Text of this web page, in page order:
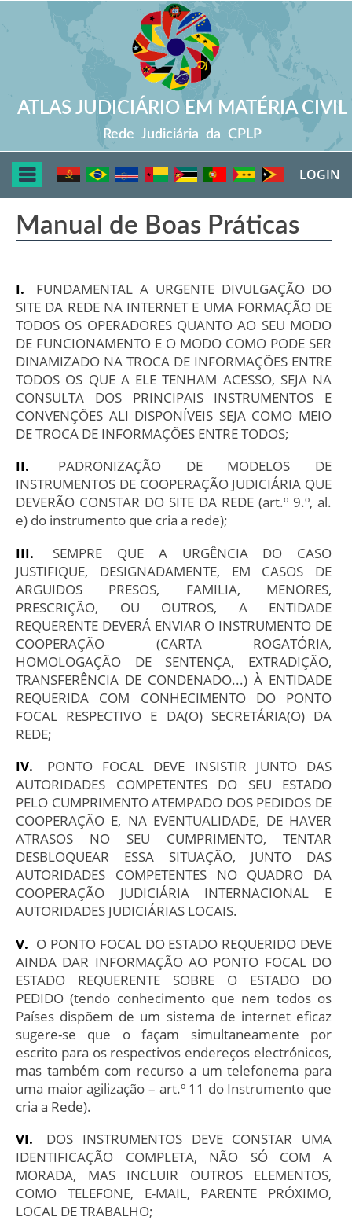
ATLAS JUDICIÁRIO EM MATÉRIA CIVIL
Rede Judiciária da CPLP
TOGGLE
NAVIGATION
LOGIN
Manual de Boas Práticas
FUNDAMENTAL A URGENTE DIVULGAÇÃO DO
SITE DA REDE NA INTERNET E UMA FORMAÇÃO DE
TODOS OS OPERADORES QUANTO AO SEU MODO
DE FUNCIONAMENTO E O MODO COMO PODE SER
DINAMIZADO NA TROCA DE INFORMAÇÕES ENTRE
TODOS OS QUE A ELE TENHAM ACESSO, SEJA NA
CONSULTA DOS PRINCIPAIS INSTRUMENTOS E
CONVENÇÕES ALI DISPONÍVEIS SEJA COMO MEIO
DE TROCA DE INFORMAÇÕES ENTRE TODOS;
PADRONIZAÇÃO DE MODELOS DE
INSTRUMENTOS DE COOPERAÇÃO JUDICIÁRIA QUE
DEVERÃO CONSTAR DO SITE DA REDE (art.º 9.º, al.
e) do instrumento que cria a rede);
SEMPRE QUE A URGÊNCIA DO CASO
JUSTIFIQUE, DESIGNADAMENTE, EM CASOS DE
ARGUIDOS PRESOS, FAMILIA, MENORES,
PRESCRIÇÃO, OU OUTROS, A ENTIDADE
REQUERENTE DEVERÁ ENVIAR O INSTRUMENTO DE
COOPERAÇÃO (CARTA ROGATÓRIA,
HOMOLOGAÇÃO DE SENTENÇA, EXTRADIÇÃO,
TRANSFERÊNCIA DE CONDENADO...) À ENTIDADE
REQUERIDA COM CONHECIMENTO DO PONTO
FOCAL RESPECTIVO E DA(O) SECRETÁRIA(O) DA
REDE;
PONTO FOCAL DEVE INSISTIR JUNTO DAS
AUTORIDADES COMPETENTES DO SEU ESTADO
PELO CUMPRIMENTO ATEMPADO DOS PEDIDOS DE
COOPERAÇÃO E, NA EVENTUALIDADE, DE HAVER
ATRASOS NO SEU CUMPRIMENTO, TENTAR
DESBLOQUEAR ESSA SITUAÇÃO, JUNTO DAS
AUTORIDADES COMPETENTES NO QUADRO DA
COOPERAÇÃO JUDICIÁRIA INTERNACIONAL E
AUTORIDADES JUDICIÁRIAS LOCAIS.
O PONTO FOCAL DO ESTADO REQUERIDO DEVE
AINDA DAR INFORMAÇÃO AO PONTO FOCAL DO
ESTADO REQUERENTE SOBRE O ESTADO DO
PEDIDO (tendo conhecimento que nem todos os
Países dispõem de um sistema de internet eficaz
sugere-se que o façam simultaneamente por
escrito para os respectivos endereços electrónicos,
mas também com recurso a um telefonema para
uma maior agilização – art.º 11 do Instrumento que
cria a Rede).
DOS INSTRUMENTOS DEVE CONSTAR UMA
IDENTIFICAÇÃO COMPLETA, NÃO SÓ COM A
MORADA, MAS INCLUIR OUTROS ELEMENTOS,
COMO TELEFONE, E-MAIL, PARENTE PRÓXIMO,
LOCAL DE TRABALHO;